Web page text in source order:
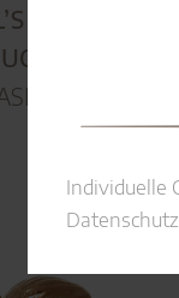
SCHÖNSTER
Individuelle